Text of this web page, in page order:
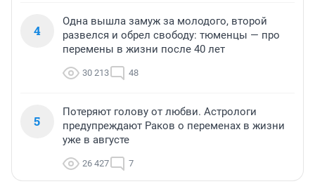
4
Одна вышла замуж за молодого, второй
развелся и обрел свободу: тюменцы — про
перемены в жизни после 40 лет
30 213 48
5
Потеряют голову от любви. Астрологи
предупреждают Раков о переменах в жизни
уже в августе
26 427 7